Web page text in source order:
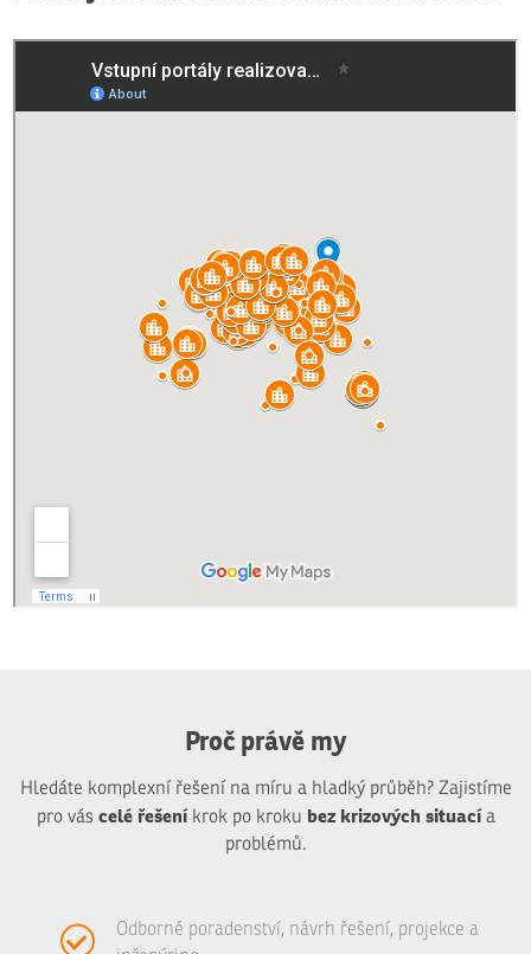
Proč právě my
Hledáte komplexní řešení na míru a hladký průběh? Zajistíme
pro vás celé řešeníkrok po kroku bez krizových situacía
problémů.
Odborné poradenství, návrh řešení, projekce a